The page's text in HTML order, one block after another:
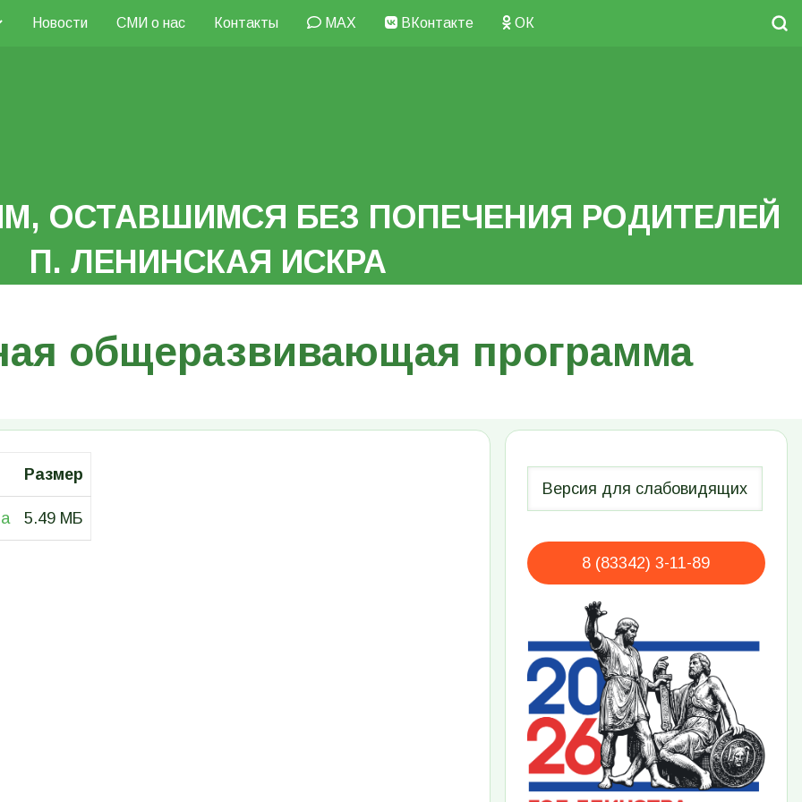
Новости СМИ о нас Контакты MAX ВКонтакте ОК
ОСТАВШИМСЯ БЕЗ ПОПЕЧЕНИЯ РОДИТЕЛЕЙ
П. ЛЕНИНСКАЯ ИСКРА
общеразвивающая программа
Размер
5.49 МБ
8 (83342) 3-11-89